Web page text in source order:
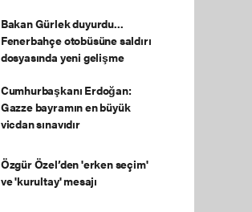
Bakan Gürlek duyurdu...
Fenerbahçe otobüsüne saldırı
dosyasında yeni gelişme
Cumhurbaşkanı Erdoğan:
Gazze bayramın en büyük
vicdan sınavıdır
Özgür Özel’den 'erken seçim'
ve 'kurultay' mesajı